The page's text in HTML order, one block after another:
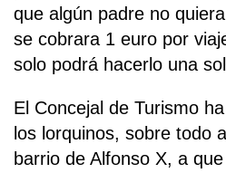
que algún padre no
se cobrara 1 euro por
solo podrá hacerlo una
El Concejal de Turismo
los lorquinos, sobre todo
barrio de Alfonso X, a